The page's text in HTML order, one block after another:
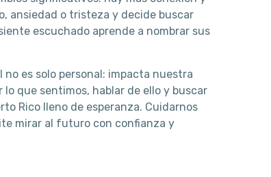
ansiedad o tristeza y decide buscar
escuchado aprende a nombrar sus
es solo personal: impacta nuestra
que sentimos, hablar de ello y buscar
Rico lleno de esperanza. Cuidarnos
mirar al futuro con confianza y